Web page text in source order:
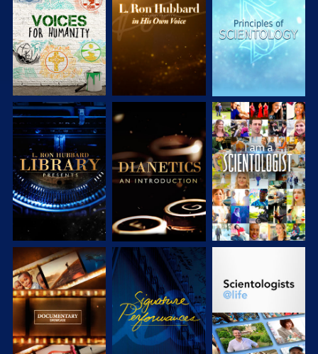
SERIE
ENTDECKEN
SERIE
ENTDECKEN
SERIE
ENTDECKEN
SERIE
ENTDECKEN
ENTDECKEN
ANSEHEN
SERIE
ENTDECKEN
ANSEHEN
SERIE